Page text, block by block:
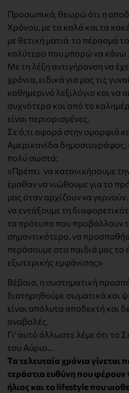
Προσωπικά, θεωρώ ότι η
Χρόνου, με τα καλά και τα
με θετική ματιά το πέρασμά
καλύτερο που μπορώ να κάνω
Με τη λέξη αντιγήρανση να
χρόνια, ειδικά για μας τις
καθημερινό λεξιλόγιο και να
συχνότερα και από το
είναι περιορισμένες.
Σε ό,τι αφορά στην ομορφιά
Αμερικανίδα δημοσιογράφος,
πολύ σωστά:
«Πρέπει να κατανικήσουμε
έμαθαν να νιώθουμε για το
μας όταν αρχίζουν να
να εντάξουμε τη
τα πρότυπα που προβάλλουν
σημαντικότερο, να
περάσουμε στα παιδιά μας το
εξωτερικής εμφάνισης»
Βέβαια, η συστηματική
διατηρηθούμε σωματικά και
είναι απόλυτα αποδεκτή και
αναβολές.
Γι’ αυτό άλλωστε λέμε ότι το
του Αύριο…
Τα τελευταία χρόνια γίνεται
τεράστια ευθύνη που φέρουν
ήλιος και το lifestyle που